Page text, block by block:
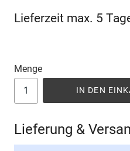
Lieferzeit max. 5
Menge
IN DEN
Lieferung &